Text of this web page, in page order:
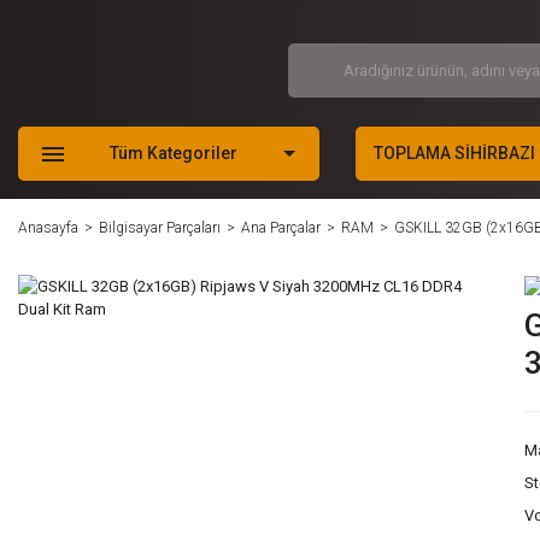
Tüm Kategoriler TOPLAMA SİHİRBAZI
Anasayfa Bilgisayar Parçaları Ana Parçalar RAM GSKILL 32GB